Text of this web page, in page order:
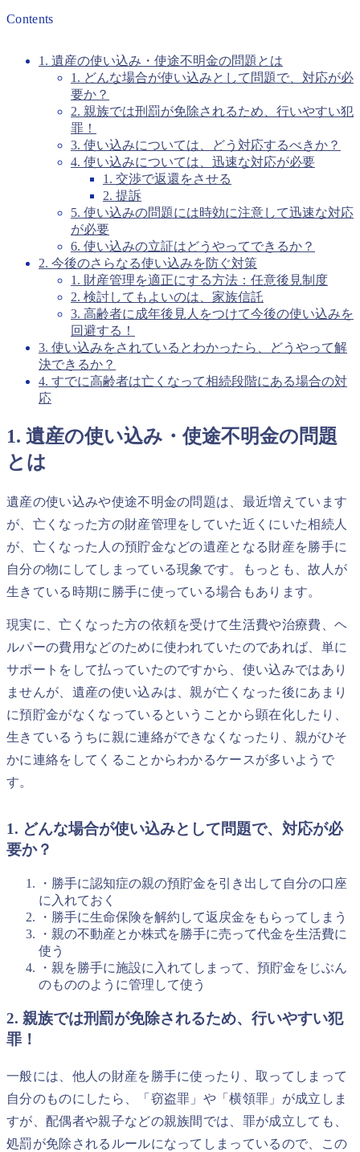
Contents
1. 遺産の使い込み・使途不明金の問題とは
1. どんな場合が使い込みとして問題で、対応が必
要か？
2. 親族では刑罰が免除されるため、行いやすい犯
罪！
3. 使い込みについては、どう対応するべきか？
4. 使い込みについては、迅速な対応が必要
1. 交渉で返還をさせる
2. 提訴
5. 使い込みの問題には時効に注意して迅速な対応
が必要
6. 使い込みの立証はどうやってできるか？
2. 今後のさらなる使い込みを防ぐ対策
1. 財産管理を適正にする方法：任意後見制度
2. 検討してもよいのは、家族信託
3. 高齢者に成年後見人をつけて今後の使い込みを
回避する！
3. 使い込みをされているとわかったら、どうやって解
決できるか？
4. すでに高齢者は亡くなって相続段階にある場合の対
応
1. 遺産の使い込み・使途不明金の問題
とは
遺産の使い込みや使途不明金の問題は、最近増えています
が、亡くなった方の財産管理をしていた近くにいた相続人
が、亡くなった人の預貯金などの遺産となる財産を勝手に
自分の物にしてしまっている現象です。もっとも、故人が
生きている時期に勝手に使っている場合もあります。
現実に、亡くなった方の依頼を受けて生活費や治療費、ヘ
ルパーの費用などのために使われていたのであれば、単に
サポートをして払っていたのですから、使い込みではあり
ませんが、遺産の使い込みは、親が亡くなった後にあまり
に預貯金がなくなっているということから顕在化したり、
生きているうちに親に連絡ができなくなったり、親がひそ
かに連絡をしてくることからわかるケースが多いようで
す。
1. どんな場合が使い込みとして問題で、対応が必
要か？
・勝手に認知症の親の預貯金を引き出して自分の口座
に入れておく
・勝手に生命保険を解約して返戻金をもらってしまう
・親の不動産とか株式を勝手に売って代金を生活費に
使う
・親を勝手に施設に入れてしまって、預貯金をじぶん
のもののように管理して使う
2. 親族では刑罰が免除されるため、行いやすい犯
罪！
一般には、他人の財産を勝手に使ったり、取ってしまって
自分のものにしたら、「窃盗罪」や「横領罪」が成立しま
すが、配偶者や親子などの親族間では、罪が成立しても、
処罰が免除されるルールになってしまっているので、この